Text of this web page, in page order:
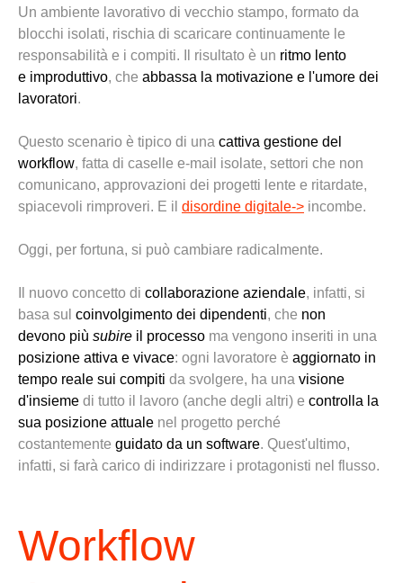
Un ambiente lavorativo di vecchio stampo, formato da
blocchi isolati, rischia di scaricare continuamente le
responsabilità e i compiti.
risultato è un ritmo lento
e improduttivo, che abbassa la motivazione e l'umore dei
lavoratori.
Questo scenario è tipico di una cattiva gestione del
workflow, fatta di caselle e-mail isolate, settori che non
comunicano, approvazioni dei progetti lente e ritardate,
spiacevoli rimproveri. E il disordine digitale-> incombe.
Oggi, per fortuna, si può cambiare radicalmente.
Il nuovo concetto di collaborazione aziendale, infatti, si
basa sul coinvolgimento dei dipendenti, che non
devono più subire il processo ma vengono inseriti in una
posizione attiva e vivace: ogni lavoratore è aggiornato in
tempo reale sui compiti da svolgere, ha una visione
d'insieme di tutto il lavoro (anche degli altri) e controlla la
sua posizione attuale nel progetto perché
costantemente guidato da un software. Quest'ultimo,
infatti, si farà carico di indirizzare i protagonisti nel flusso.
Workflow